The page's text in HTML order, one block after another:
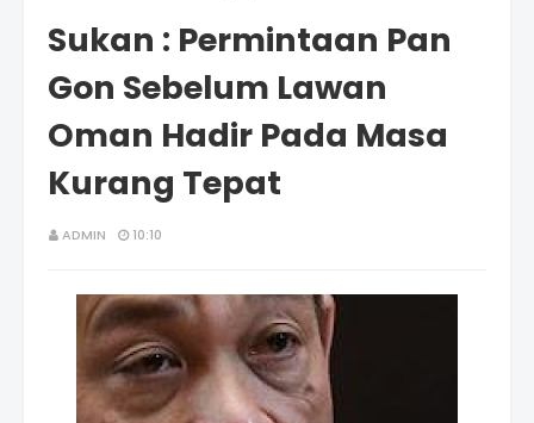
Sukan : Permintaan Pan
Gon Sebelum Lawan
Oman Hadir Pada Masa
Kurang Tepat
ADMIN 10:10